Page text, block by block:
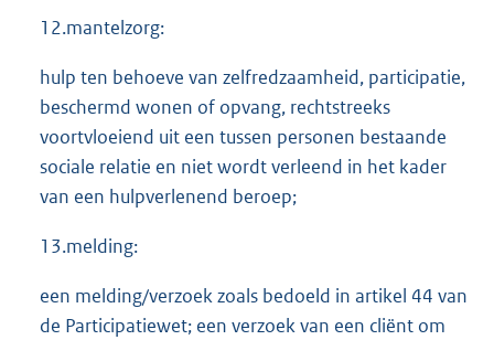
12.mantelzorg:
hulp ten behoeve van zelfredzaamheid, participatie,
beschermd wonen of opvang, rechtstreeks
voortvloeiend uit een tussen personen bestaande
sociale relatie en niet wordt verleend in het kader
van een hulpverlenend beroep;
13.melding:
een melding/verzoek zoals bedoeld in artikel 44 van
de Participatiewet; een verzoek van een cliënt om